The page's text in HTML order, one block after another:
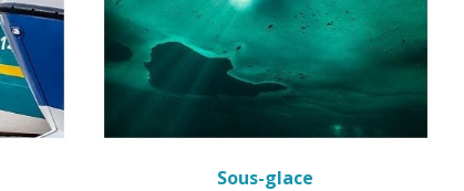
Sous-glace